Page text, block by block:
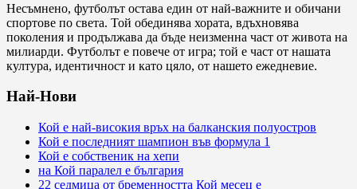
Несъмнено, футболът остава един от най-важните и обичани
спортове по света. Той обединява хората, вдъхновява
поколения и продължава да бъде неизменна част от живота на
милиарди. Футболът е повече от игра; той е част от нашата
култура, идентичност и като цяло, от нашето ежедневие.
Най-Нови
Кой е най-високия връх на балканския полуостров
Кой е последният шампион във формула 1
Кой е собственик на хепи
на Кой паралел е българия
22 седмица от бременността Кой месец е